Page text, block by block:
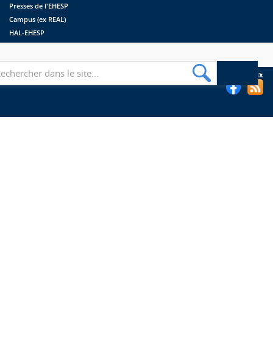
Presses de l'EHESP
Campus (ex REAL)
HAL-EHESP
Suivez les bibliothèques de l'EHESP sur les réseaux sociaux